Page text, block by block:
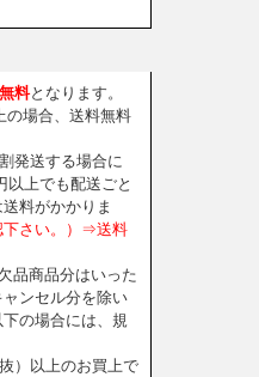
料となります。
の場合、送料無料
発送する場合に
以上でも配送ごと
料がかかりま
下さい。）⇒送料
品商品分はいった
ンセル分を除い
の場合には、規
）以上のお買上で